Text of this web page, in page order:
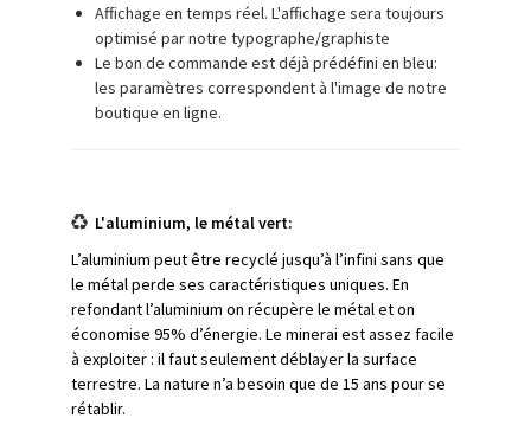
Affichage en temps réel. L'affichage sera toujours
optimisé par notre typographe/graphiste
Le bon de commande est déjà prédéfini en bleu:
les paramètres correspondent à l'image de notre
boutique en ligne.
L'aluminium, le métal vert:
L’aluminium peut être recyclé jusqu’à l’infini sans que
le métal perde ses caractéristiques uniques. En
refondant l’aluminium on récupère le métal et on
économise 95% d’énergie. Le minerai est assez facile
à exploiter : il faut seulement déblayer la surface
terrestre. La nature n’a besoin que de 15 ans pour se
rétablir.